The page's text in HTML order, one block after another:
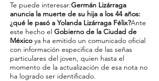
Te puede interesar:Germán Lizárraga
anuncia la muerte de su hija a los 44 años:
¿qué le pasó a Yolanda Lizárraga Félix?Ante
este hecho el Gobierno de la Ciudad de
México ya ha emitido un comunicado oficial
con información especifica de las señas
particulares del joven, quien hasta el
momento de la actualización de esa nota no
ha logrado ser identificado.